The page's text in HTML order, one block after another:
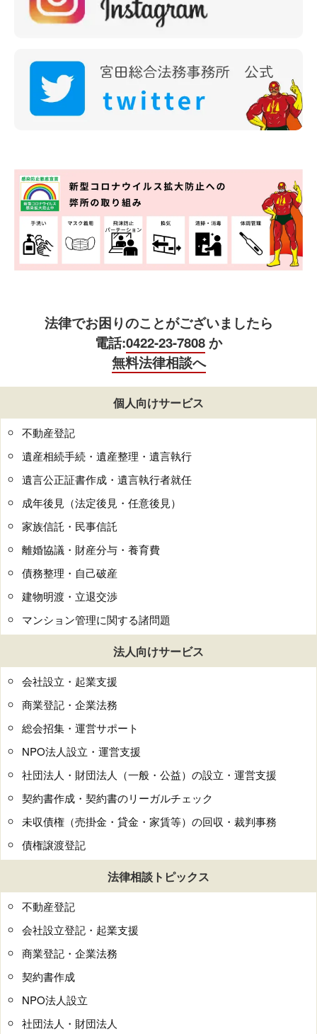
法律でお困りのことがございましたら
電話:0422-23-7808か
無料法律相談へ
個人向けサービス
不動産登記
遺産相続手続・遺産整理・遺言執行
遺言公正証書作成・遺言執行者就任
成年後見（法定後見・任意後見）
家族信託・民事信託
離婚協議・財産分与・養育費
債務整理・自己破産
建物明渡・立退交渉
マンション管理に関する諸問題
法人向けサービス
会社設立・起業支援
商業登記・企業法務
総会招集・運営サポート
NPO法人設立・運営支援
社団法人・財団法人（一般・公益）の設立・運営支援
契約書作成・契約書のリーガルチェック
未収債権（売掛金・貸金・家賃等）の回収・裁判事務
債権譲渡登記
法律相談トピックス
不動産登記
会社設立登記・起業支援
商業登記・企業法務
契約書作成
NPO法人設立
社団法人・財団法人